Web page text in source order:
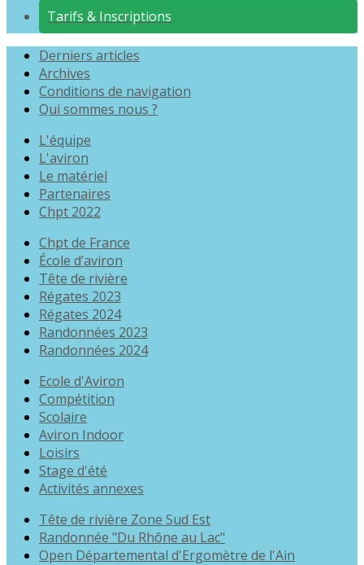
Tarifs & Inscriptions
Derniers articles
Archives
Conditions de navigation
Qui sommes nous ?
L'équipe
L'aviron
Le matériel
Partenaires
Chpt 2022
Chpt de France
École d’aviron
Tête de rivière
Régates 2023
Régates 2024
Randonnées 2023
Randonnées 2024
Ecole d'Aviron
Compétition
Scolaire
Aviron Indoor
Loisirs
Stage d'été
Activités annexes
Tête de rivière Zone Sud Est
Randonnée "Du Rhône au Lac"
Open Départemental d'Ergomètre de l'Ain